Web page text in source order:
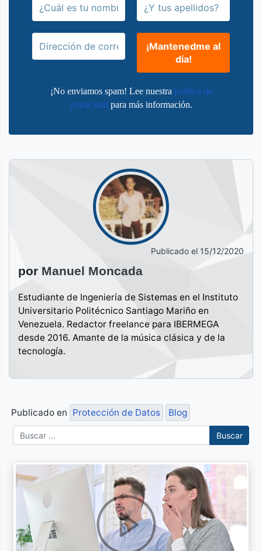
¡No enviamos spam! Lee nuestra política de
privacidad para más información.
por Manuel Moncada
Publicado el 15/12/2020
Estudiante de Ingeniería de Sistemas en el Instituto
Universitario Politécnico Santiago Mariño en
Venezuela. Redactor freelance para IBERMEGA
desde 2016. Amante de la música clásica y de la
tecnología.
Publicado en Protección de Datos Blog
Buscar